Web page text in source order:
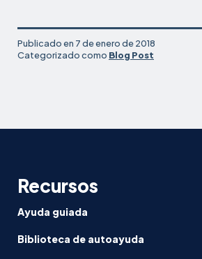
Publicado en 7 de enero de 2018
Categorizado como Blog Post
Recursos
Ayuda guiada
Biblioteca de autoayuda